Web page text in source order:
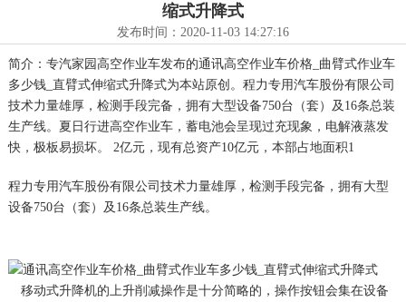
缩式升降式
发布时间：2020-11-03 14:27:16
简介：专汽家园高空作业车发布的通讯高空作业车价格_曲臂式作业车
多少钱_直臂式伸缩式升降式为本站原创。程力专用汽车股份有限公司
技术力量雄厚，检测手段完备，拥有大型设备750台（套）及16条总装
生产线。夏日行进高空作业车，蓄电池会呈现过充现象，电解液蒸发
快，极板易损坏。 2亿元，现有总资产10亿元，本部占地面积1
程力专用汽车股份有限公司技术力量雄厚，检测手段完备，拥有大型
设备750台（套）及16条总装生产线。